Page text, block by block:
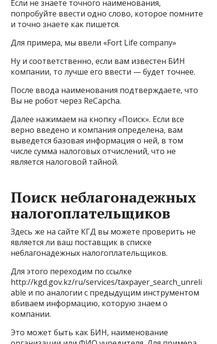
Если не знаете точного наименования,
попробуйте ввести одно слово, которое помните
и точно знаете как пишется.
Для примера, мы ввели «Fort Life company»
Ну и соответственно, если вам известен БИН
компании, то лучше его ввести — будет точнее.
После ввода наименования подтверждаете, что
Вы не робот через ReCapcha.
Далее нажимаем на кнопку «Поиск». Eсли все
верно введено и компания определена, вам
выведется базовая информация о ней, в том
числе сумма налоговых отчислений, что не
является налоговой тайной.
Поиск неблагонадежных
налогоплательщиков
Здесь же на сайте КГД вы можете проверить не
является ли ваш поставщик в списке
неблагонадежных налогоплательщиков.
Для этого переходим по ссылке
http://kgd.gov.kz/ru/services/taxpayer_search_unreli
able и по аналогии с предыдущим инструментом
вбиваем информацию, которую знаем о
компании.
Это может быть как БИН, наименование